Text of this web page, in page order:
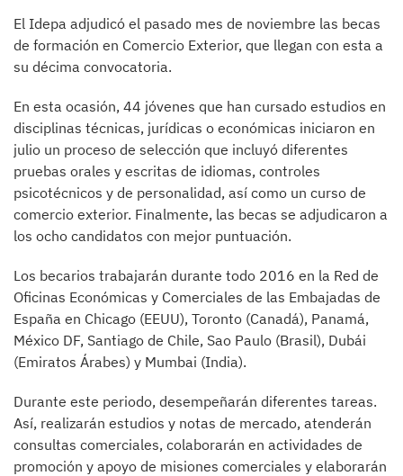
El Idepa adjudicó el pasado mes de noviembre las becas
de formación en Comercio Exterior, que llegan con esta a
su décima convocatoria.
En esta ocasión, 44 jóvenes que han cursado estudios en
disciplinas técnicas, jurídicas o económicas iniciaron en
julio un proceso de selección que incluyó diferentes
pruebas orales y escritas de idiomas, controles
psicotécnicos y de personalidad, así como un curso de
comercio exterior. Finalmente, las becas se adjudicaron a
los ocho candidatos con mejor puntuación.
Los becarios trabajarán durante todo 2016 en la Red de
Oficinas Económicas y Comerciales de las Embajadas de
España en Chicago (EEUU), Toronto (Canadá), Panamá,
México DF, Santiago de Chile, Sao Paulo (Brasil), Dubái
(Emiratos Árabes) y Mumbai (India).
Durante este periodo, desempeñarán diferentes tareas.
Así, realizarán estudios y notas de mercado, atenderán
consultas comerciales, colaborarán en actividades de
promoción y apoyo de misiones comerciales y elaborarán